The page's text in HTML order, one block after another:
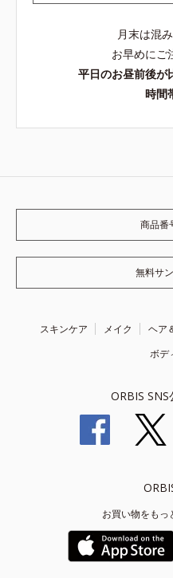
月末は混
お早めにご
平日のお昼前後が
時間
商品番
無料サ
スキンケア メイク ヘア
ボデ
ORBIS
お買い物をもっ